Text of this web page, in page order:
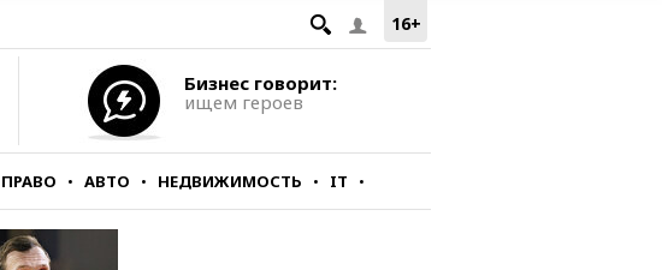
16+
Бизнес говорит:
ищем героев
ПРАВО АВТО НЕДВИЖИМОСТЬ IT